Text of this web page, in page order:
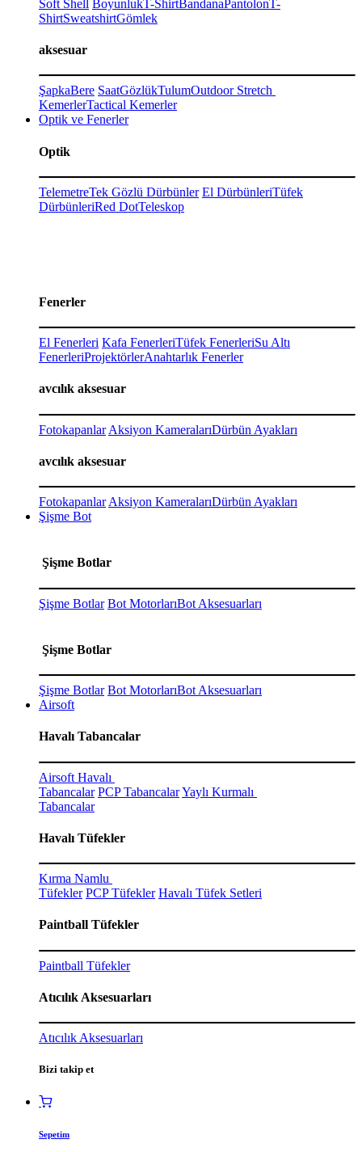
Soft Shell BoyunlukT-ShirtBandana PantolonT-
ShirtSweatshirtGömlek
aksesuar
ŞapkaBere SaatGözlükTulumOutdoor Stretch
KemerlerTactical Kemerler
Optik ve Fenerler
Optik
TelemetreTek Gözlü Dürbünler El DürbünleriTüfek
DürbünleriRed DotTeleskop
Fenerler
El Fenerleri Kafa FenerleriTüfek FenerleriSu Altı
FenerleriProjektörlerAnahtarlık Fenerler
avcılık aksesuar
Fotokapanlar Aksiyon KameralarıDürbün Ayakları
avcılık aksesuar
Fotokapanlar Aksiyon KameralarıDürbün Ayakları
Şişme Bot
Şişme Botlar
Şişme Botlar Bot MotorlarıBot Aksesuarları
Şişme Botlar
Şişme Botlar Bot MotorlarıBot Aksesuarları
Airsoft
Havalı Tabancalar
Airsoft Havalı
Tabancalar PCP TabancalarYaylı Kurmalı
Tabancalar
Havalı Tüfekler
Kırma Namlu
Tüfekler PCP Tüfekler Havalı Tüfek Setleri
Paintball Tüfekler
Paintball Tüfekler
Atıcılık Aksesuarları
Atıcılık Aksesuarları
Bizi takip et
Sepetim